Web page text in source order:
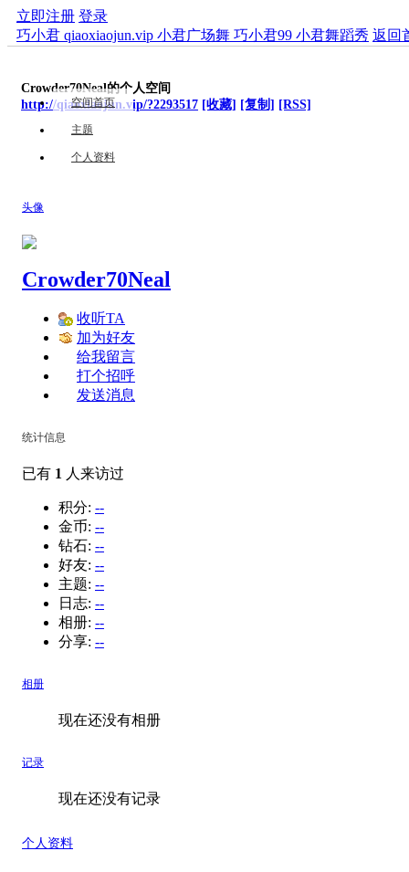
立即注册 登录
巧小君 qiaoxiaojun.vip 小君广场舞 巧小君99 小君舞蹈秀 返回
Crowder70Neal的个人空间
http://qiaoxiaojun.vip/?2293517 [收藏] [复制] [RSS]
空间首页
主题
个人资料
头像
Crowder70Neal
收听TA
加为好友
给我留言
打个招呼
发送消息
统计信息
已有 1 人来访过
积分: --
金币: --
钻石: --
好友: --
主题: --
日志: --
相册: --
分享: --
相册
现在还没有相册
记录
现在还没有记录
个人资料